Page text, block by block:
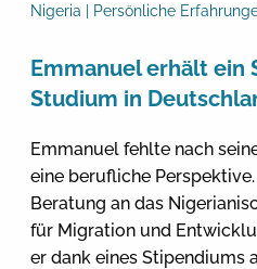
Nigeria | Persönliche
Emmanuel erhält ein
Studium in
Emmanuel fehlte nach
eine berufliche
Beratung an das
für Migration und
er dank eines Stipendiums